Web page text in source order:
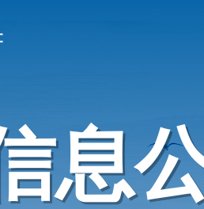
息